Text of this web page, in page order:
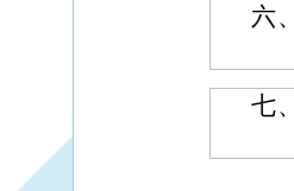
六、
七、